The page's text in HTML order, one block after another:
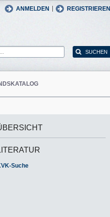
ANMELDEN REGISTRIEREN
English
Suche